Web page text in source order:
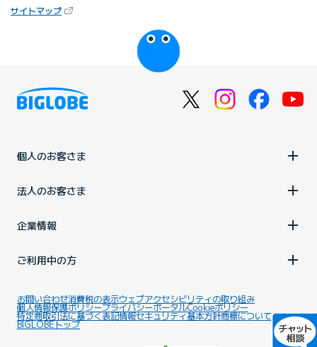
サイトマップ（新しいタブで開きます）
個人のお客さま
法人のお客さま
企業情報
ご利用中の方
お問い合わせ消費税の表示ウェブアクセシビリティの取り組み
個人情報保護ポリシープライバシーポータルCookieポリシー
特定商取引法に基づく表記情報セキュリティ基本方針商標について
BIGLOBEトップ